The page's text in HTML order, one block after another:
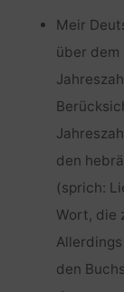
Meir
über dem
den
(sprich:
Wort, die
den